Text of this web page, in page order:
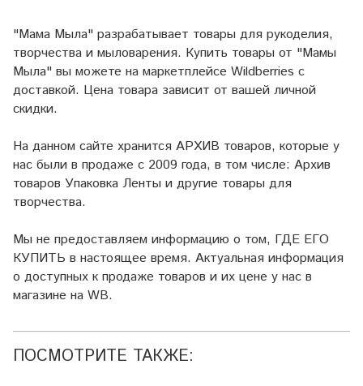
"Мама Мыла" разрабатывает товары для рукоделия,
творчества и мыловарения. Купить товары от "Мамы
Мыла" вы можете на маркетплейсе Wildberries с
доставкой. Цена товара зависит от вашей личной
скидки.
На данном сайте хранится АРХИВ товаров, которые у
нас были в продаже с 2009 года, в том числе: Архив
товаров Упаковка Ленты и другие товары для
творчества.
Мы не предоставляем информацию о том, ГДЕ ЕГО
КУПИТЬ в настоящее время. Актуальная информация
о доступных к продаже товаров и их цене у нас в
магазине на WB.
ПОСМОТРИТЕ ТАКЖЕ: